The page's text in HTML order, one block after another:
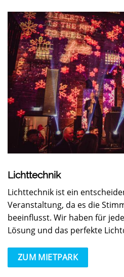
Lichttechnik
Lichttechnik ist ein
Veranstaltung, da es die
beeinflusst. Wir haben für
Lösung und das perfekte
ZUM MIETPARK